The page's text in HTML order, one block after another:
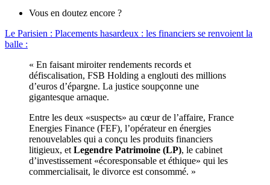
Vous en doutez encore ?
Le Parisien : Placements hasardeux : les financiers se renvoient la
balle :
« En faisant miroiter rendements records et
défiscalisation, FSB Holding a englouti des millions
d’euros d’épargne. La justice soupçonne une
gigantesque arnaque.
Entre les deux «suspects» au cœur de l’affaire, France
Energies Finance (FEF), l’opérateur en énergies
renouvelables qui a conçu les produits financiers
litigieux, etLegendre Patrimoine (LP), le cabinet
d’investissement «écoresponsable et éthique» qui les
commercialisait, le divorce est consommé. »